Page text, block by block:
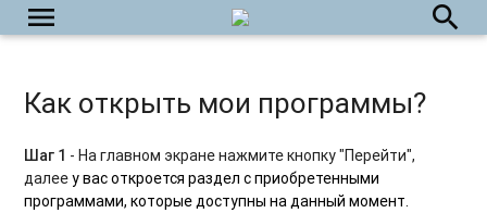
menu
Как включить светлую или темную тему?
Как сбросить прогресс внутри тренировочной программы?
search
Как открыть мои программы?
Шаг 1 - На главном экране нажмите кнопку "Перейти",
далееу вас откроется раздел с приобретенными
программами, которые доступны на данный момент.